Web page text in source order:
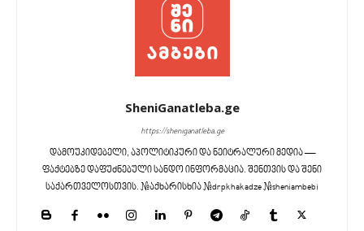
SheniGanatleba.ge
https://sheniganatleba.ge
დამოუკიდებელი, აპოლიტიკური და ნეიტრალური მედია —
ფაქტებზე დაფუძნებული სანდო ინფორმაცია. შენთვის და შენი
საქართველოსთვის. #აქხარისხია #drpkhakadze #sheniambebi